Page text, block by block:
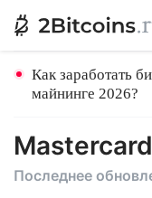
Как заработать
майнинге 2026?
Mastercard
Последнее